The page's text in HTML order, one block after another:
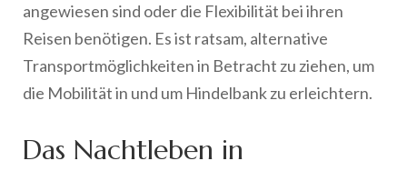
angewiesen sind oder die Flexibilität bei ihren
Reisen benötigen. Es ist ratsam, alternative
Transportmöglichkeiten in Betracht zu ziehen, um
die Mobilität in und um Hindelbank zu erleichtern.
Das Nachtleben in